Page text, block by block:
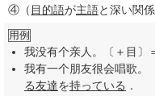
④ （ 目的語が主語と深い関
用例
我没有个亲人。〔＋目〕
我有一个朋友很会唱歌。
る友達を持っている ．